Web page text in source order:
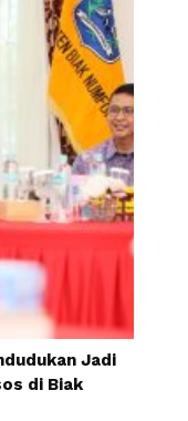
Jadi
di Biak